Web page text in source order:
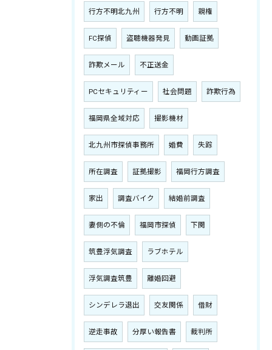
行方不明北九州 行方不明 親権
FC探偵 盗聴機器発見 動画証拠
詐欺メール 不正送金
PCセキュリティー 社会問題 詐欺行為
福岡県全域対応 撮影機材
北九州市探偵事務所 婚費 失踪
所在調査 証拠撮影 福岡行方調査
家出 調査バイク 結婚前調査
妻側の不倫 福岡市探偵 下関
筑豊浮気調査 ラブホテル
浮気調査筑豊 離婚回避
シンデレラ退出 交友関係 借財
逆走事故 分厚い報告書 裁判所